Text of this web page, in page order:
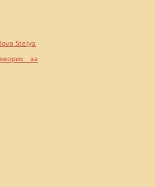
Stelya
за